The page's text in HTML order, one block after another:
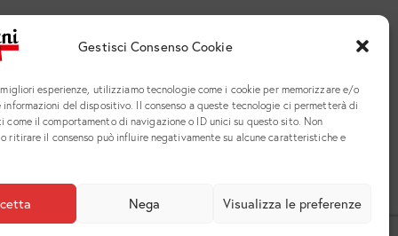
Gestisci Consenso Cookie
esperienze, utilizziamo tecnologie come i cookie per memorizzare e/o
informazioni del dispositivo. Il consenso a queste tecnologie ci permetterà di
come il comportamento di navigazione o ID unici su questo sito. Non
ritirare il consenso può influire negativamente su alcune caratteristiche e
Nega Visualizza le preferenze